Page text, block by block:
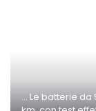
... Le batterie